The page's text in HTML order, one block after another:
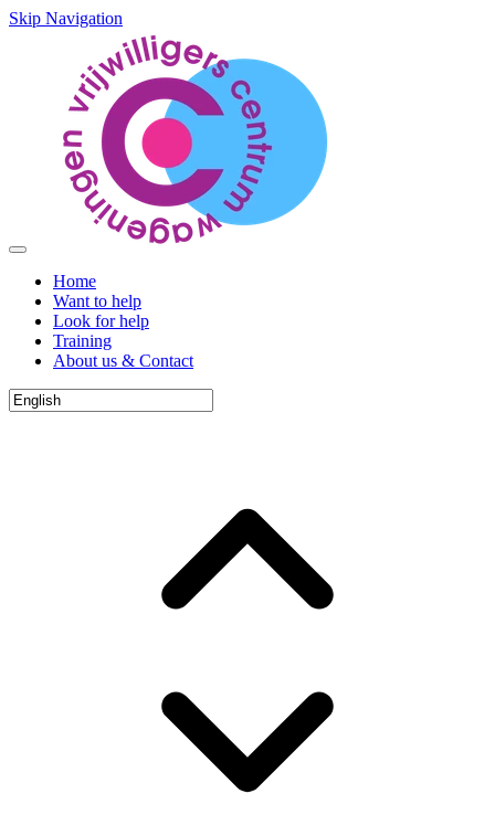
Skip Navigation
Home
Want to help
Look for help
Training
About us & Contact